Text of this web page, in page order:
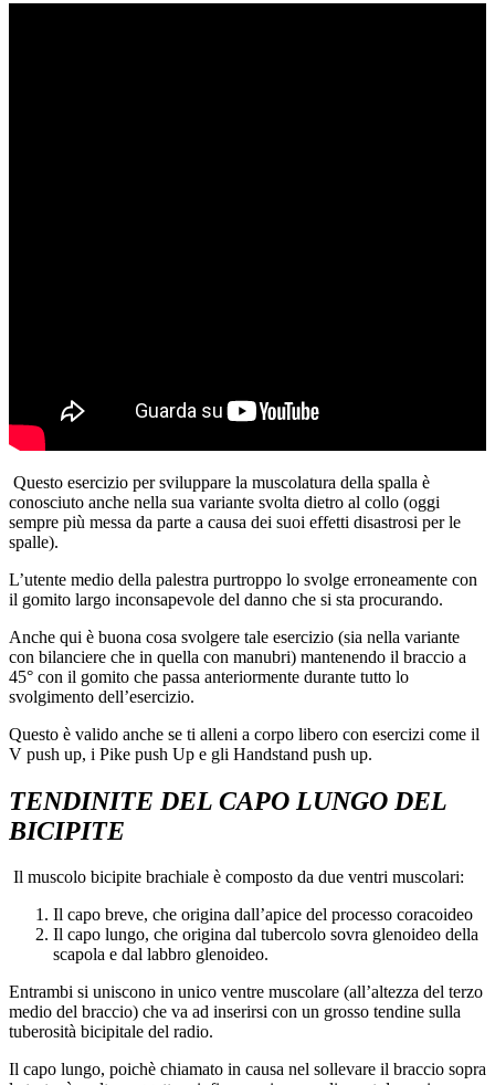
Questo esercizio per sviluppare la muscolatura della spalla è
conosciuto anche nella sua variante svolta dietro al collo (oggi
sempre più messa da parte a causa dei suoi effetti disastrosi per le
spalle).
L’utente medio della palestra purtroppo lo svolge erroneamente con
il gomito largo inconsapevole del danno che si sta procurando.
Anche qui è buona cosa svolgere tale esercizio (sia nella variante
con bilanciere che in quella con manubri) mantenendo il braccio a
45° con il gomito che passa anteriormente durante tutto lo
svolgimento dell’esercizio.
Questo è valido anche se ti alleni a corpo libero con esercizi come il
V push up, i Pike push Up e gli Handstand push up.
TENDINITE DEL CAPO LUNGO DEL
BICIPITE
Il muscolo bicipite brachiale è composto da due ventri muscolari:
Il capo breve, che origina dall’apice del processo coracoideo
Il capo lungo, che origina dal tubercolo sovra glenoideo della
scapola e dal labbro glenoideo.
Entrambi si uniscono in unico ventre muscolare (all’altezza del terzo
medio del braccio) che va ad inserirsi con un grosso tendine sulla
tuberosità bicipitale del radio.
Il capo lungo, poichè chiamato in causa nel sollevare il braccio sopra